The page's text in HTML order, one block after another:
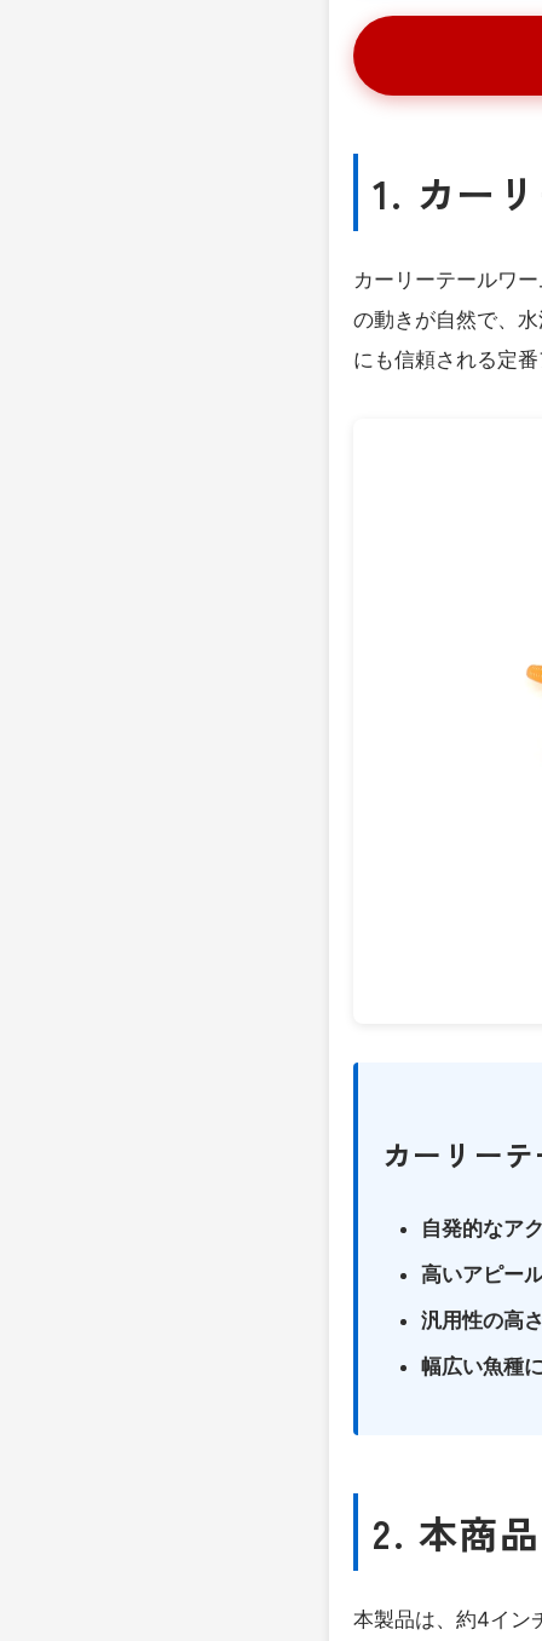
1. カー
カーリーテールワ
の動きが自然で、
にも信頼される定
カーリー
自発的なア
高いアピー
汎用性の高
幅広い魚種
2. 本商
本製品は、約4イン